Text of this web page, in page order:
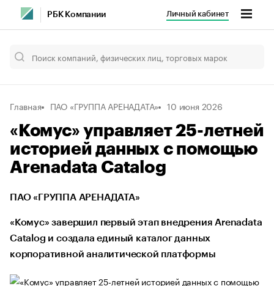
РБК Компании Личный кабинет
Главная ПАО «ГРУППА АРЕНАДАТА» 10 июня 2026
«Комус» управляет 25-летней
историей данных с помощью
Arenadata Catalog
ПАО «ГРУППА АРЕНАДАТА»
«Комус» завершил первый этап внедрения Arenadata
Catalog и создала единый каталог данных
корпоративной аналитической платформы